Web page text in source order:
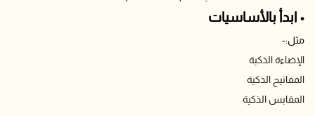
• ابدأ بالأساسيات
مثل:-
الإضاءة الذكية
المفاتيح الذكية
المقابس الذكية